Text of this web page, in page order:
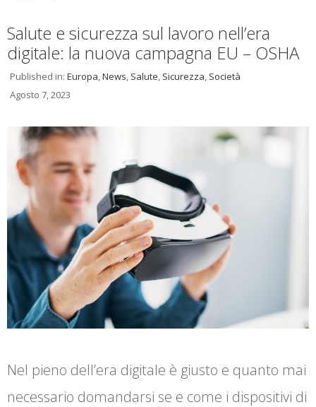
Salute e sicurezza sul lavoro nell’era
digitale: la nuova campagna EU – OSHA
Published in: Europa,News, Salute, Sicurezza, Società
Agosto 7, 2023
Nel pieno dell’era digitale è giusto e quanto mai
necessario domandarsi se e come i dispositivi di